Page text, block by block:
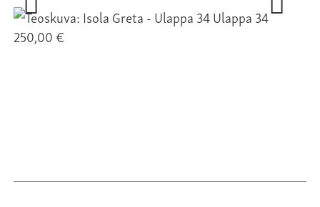
Ulappa 34
250,00 €